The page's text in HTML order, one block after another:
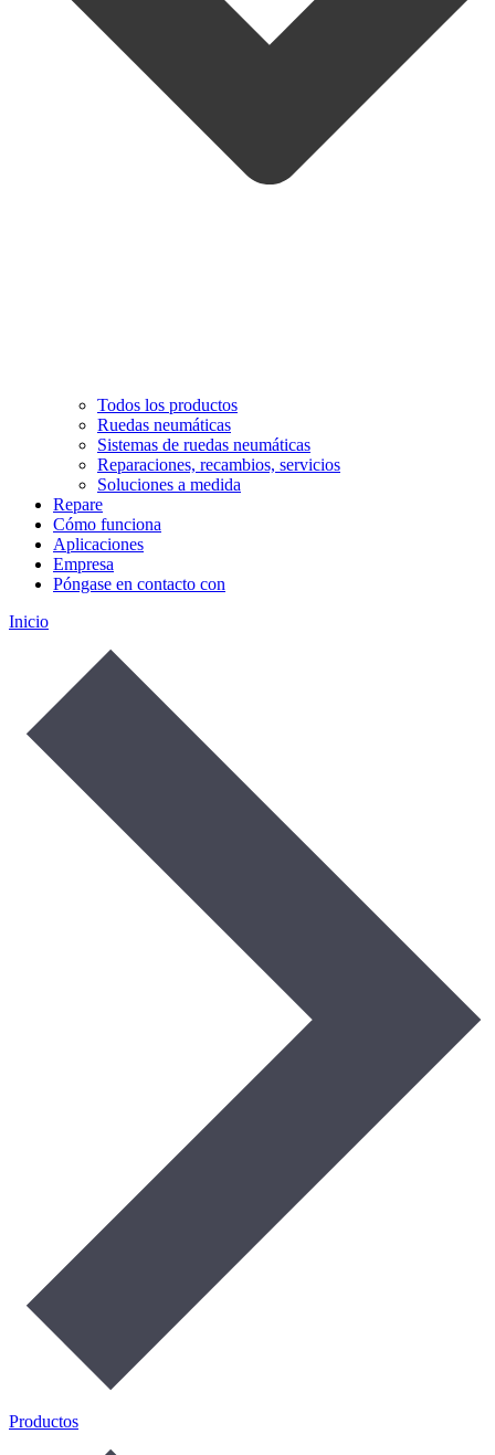
Todos los productos
Ruedas neumáticas
Sistemas de ruedas neumáticas
Reparaciones, recambios, servicios
Soluciones a medida
Repare
Cómo funciona
Aplicaciones
Empresa
Póngase en contacto con
Inicio
Productos